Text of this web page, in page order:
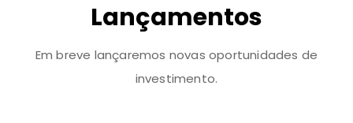
Lançamentos
Em breve lançaremos novas oportunidades de
investimento.